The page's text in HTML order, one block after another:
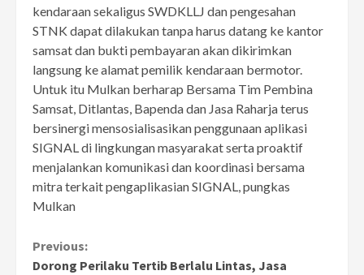
kendaraan sekaligus SWDKLLJ dan pengesahan
STNK dapat dilakukan tanpa harus datang ke kantor
samsat dan bukti pembayaran akan dikirimkan
langsung ke alamat pemilik kendaraan bermotor.
Untuk itu Mulkan berharap Bersama Tim Pembina
Samsat, Ditlantas, Bapenda dan Jasa Raharja terus
bersinergi mensosialisasikan penggunaan aplikasi
SIGNAL di lingkungan masyarakat serta proaktif
menjalankan komunikasi dan koordinasi bersama
mitra terkait pengaplikasian SIGNAL, pungkas
Mulkan
Continue
Previous:
Dorong Perilaku Tertib Berlalu Lintas, Jasa